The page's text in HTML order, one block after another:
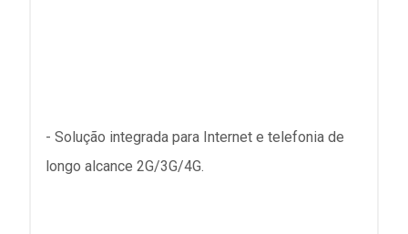
- Solução integrada para Internet e telefonia de
longo alcance 2G/3G/4G.